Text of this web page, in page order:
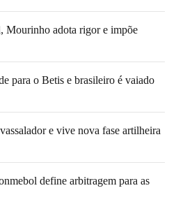
Mourinho adota rigor e impõe
para o Betis e brasileiro é vaiado
e vive nova fase artilheira
define arbitragem para as